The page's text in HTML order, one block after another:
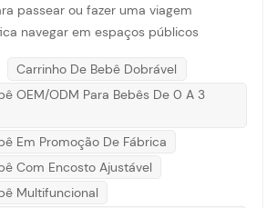
passear ou fazer uma viagem
navegar em espaços públicos
que os pais enfrentam é usar uma
carrinho de bebêEmbora os
sempre a opção mais segura para...
Carrinho De Bebê Dobrável
OEM/ODM Para Bebês De 0 A 3
Em Promoção De Fábrica
Com Encosto Ajustável
Multifuncional